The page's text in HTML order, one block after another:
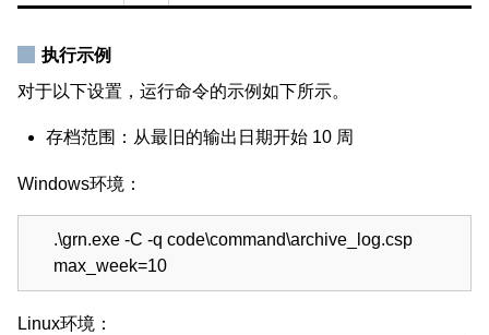
执行示例
对于以下设置，运行命令的示例如下所示。
存档范围：从最旧的输出日期开始 10 周
Windows环境：
.\grn.exe -C -q code\command\archive_log.csp
max_week=10
Linux环境：